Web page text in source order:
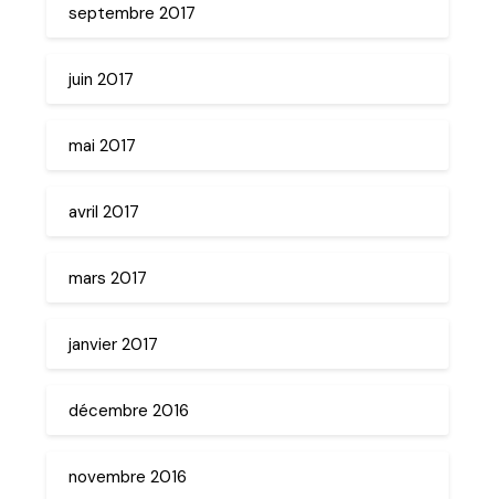
septembre 2017
juin 2017
mai 2017
avril 2017
mars 2017
janvier 2017
décembre 2016
novembre 2016